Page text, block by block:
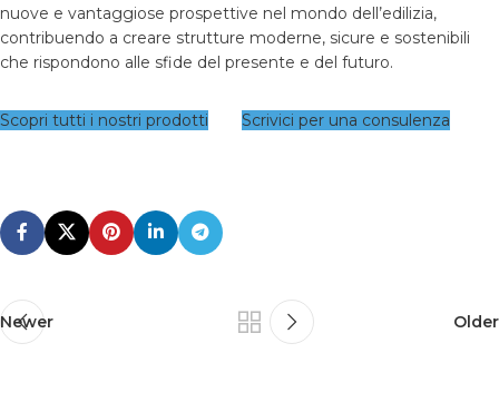
nuove e vantaggiose prospettive nel mondo dell’edilizia,
contribuendo a creare strutture moderne, sicure e sostenibili
che rispondono alle sfide del presente e del futuro.
Scopri tutti i nostri prodotti Scrivici per una consulenza
Newer Older